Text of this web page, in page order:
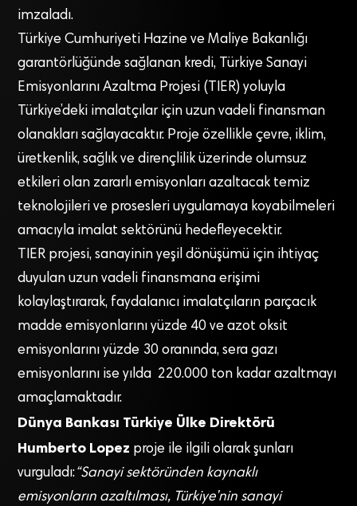
imzaladı.
Türkiye Cumhuriyeti Hazine ve Maliye Bakanlığı
garantörlüğünde sağlanan kredi, Türkiye Sanayi
Emisyonlarını Azaltma Projesi (TIER) yoluyla
Türkiye’deki imalatçılar için uzun vadeli finansman
olanakları sağlayacaktır. Proje özellikle çevre, iklim,
üretkenlik, sağlık ve dirençlilik üzerinde olumsuz
etkileri olan zararlı emisyonları azaltacak temiz
teknolojileri ve prosesleri uygulamaya koyabilmeleri
amacıyla imalat sektörünü hedefleyecektir.
TIER projesi, sanayinin yeşil dönüşümü için ihtiyaç
duyulan uzun vadeli finansmana erişimi
kolaylaştırarak, faydalanıcı imalatçıların parçacık
madde emisyonlarını yüzde 40 ve azot oksit
emisyonlarını yüzde 30 oranında, sera gazı
emisyonlarını ise yılda 220.000 ton kadar azaltmayı
amaçlamaktadır.
Dünya Bankası Türkiye Ülke Direktörü
Humberto Lopez proje ile ilgili olarak şunları
vurguladı:“Sanayi sektöründen kaynaklı
emisyonların azaltılması, Türkiye’nin sanayi